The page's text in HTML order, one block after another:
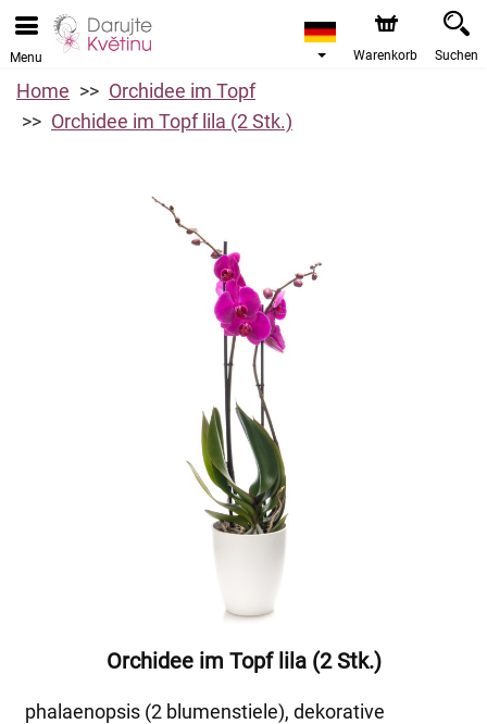
Menu Warenkorb Suchen
Home
Orchidee im Topf
Orchidee im Topf lila (2 Stk.)
Orchidee im Topf lila (2 Stk.)
phalaenopsis (2 blumenstiele), dekorative